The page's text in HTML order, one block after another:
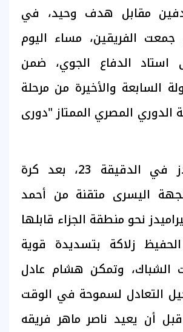
مقابل هدف وحيد، في
جمعت الفريقين، مساء اليوم
استاد الدفاع الجوي، ضمن
السابعة والأخيرة من مرحلة
الدوري المصري الممتاز "دورى
تقدم بيراميدز في الدقيقة 23، بعد كرة
اليسرى متقنة من أحمد
نحو منطقة الجزاء قابلها
زلاكة بتسديدة قوية
الشباك، وتمكن هشام عادل
التعادل لسموحة في الوقت
أن يعيد ناصر ماهر فريقه